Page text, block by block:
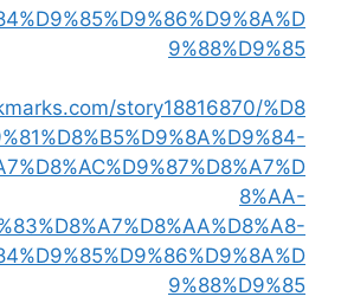
9%88%D9%85
story18816870/%D8
8%AA-
9%88%D9%85